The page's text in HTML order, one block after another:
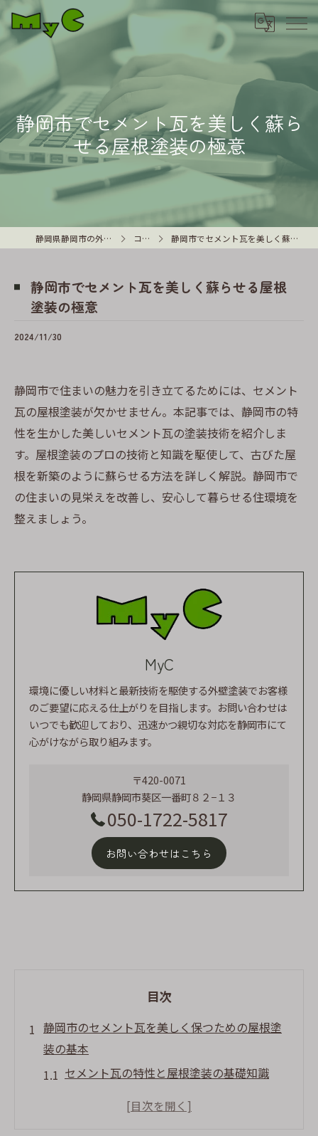
静岡市でセメント瓦を美しく蘇ら
せる屋根塗装の極意
静岡県静岡市の外壁塗装はMyC コラム 静岡市でセメント瓦を美しく蘇らせる屋根塗装の極意
静岡市でセメント瓦を美しく蘇らせる屋根
塗装の極意
2024/11/30
静岡市で住まいの魅力を引き立てるためには、セメント
瓦の屋根塗装が欠かせません。本記事では、静岡市の特
性を生かした美しいセメント瓦の塗装技術を紹介しま
す。屋根塗装のプロの技術と知識を駆使して、古びた屋
根を新築のように蘇らせる方法を詳しく解説。静岡市で
の住まいの見栄えを改善し、安心して暮らせる住環境を
整えましょう。
MyC
環境に優しい材料と最新技術を駆使する外壁塗装でお客様
のご要望に応える仕上がりを目指します。お問い合わせは
いつでも歓迎しており、迅速かつ親切な対応を静岡市にて
心がけながら取り組みます。
〒420-0071
静岡県静岡市葵区一番町８２−１３
050-1722-5817
お問い合わせはこちら
目次
静岡市のセメント瓦を美しく保つための屋根塗
装の基本
セメント瓦の特性と屋根塗装の基礎知識
静岡市の気候が与える影響を重視した塗装